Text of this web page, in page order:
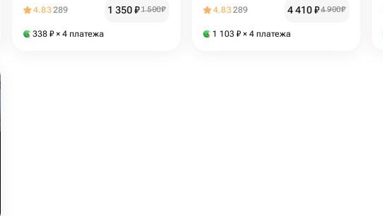
4.83289 1 350₽1 500₽
338 ₽ × 4 платежа
4.83289 4 410₽4 900₽
1 103 ₽ × 4 платежа